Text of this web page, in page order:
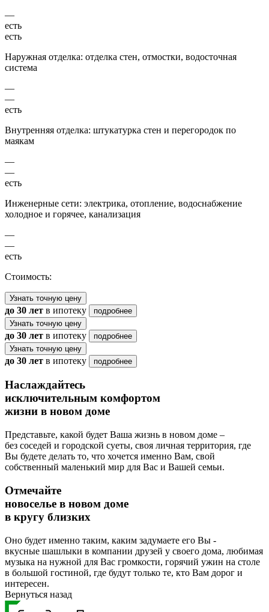
—
есть
есть
Наружная отделка: отделка стен, отмостки, водосточная
система
—
—
есть
Внутренняя отделка: штукатурка стен и перегородок по
маякам
—
—
есть
Инженерные сети: электрика, отопление, водоснабжение
холодное и горячее, канализация
—
—
есть
Стоимость:
Узнать точную цену
до 30 лет в ипотеку
подробнее
Узнать точную цену
до 30 лет в ипотеку
подробнее
Узнать точную цену
до 30 лет в ипотеку подробнее
Наслаждайтесь
исключительным комфортом
жизни в новом доме
Представьте, какой будет Ваша жизнь в новом доме –
без соседей и городской суеты, своя личная территория, где
Вы будете делать то, что хочется именно Вам, свой
собственный маленький мир для Вас и Вашей семьи.
Отмечайте
новоселье в новом доме
в кругу близких
Оно будет именно таким, каким задумаете его Вы -
вкусные шашлыки в компании друзей у своего дома, любимая
музыка на нужной для Вас громкости, горячий ужин на столе
в большой гостиной, где будут только те, кто Вам дорог и
интересен.
Вернуться назад